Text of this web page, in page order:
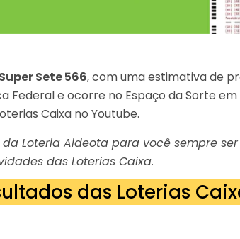
Super Sete 566, com uma estimativa de
Federal e ocorre no Espaço da Sorte em
Caixa no Youtube.
Loteria Aldeota para você sempre
das Loterias Caixa.
das Loterias